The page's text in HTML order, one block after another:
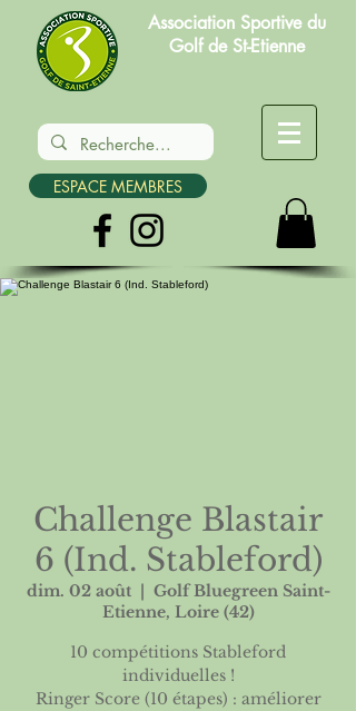
Association Sportive du
Golf de St-Etienne
ESPACE MEMBRES
Challenge Blastair
6 (Ind. Stableford)
dim. 02 août
  |
Golf Bluegreen Saint-
Etienne, Loire (42)
10 compétitions Stableford
individuelles !
Ringer Score (10 étapes) : améliorer